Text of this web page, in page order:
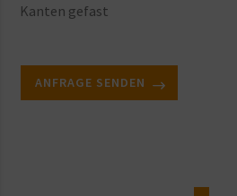
Kanten gefast
ANFRAGE SENDEN